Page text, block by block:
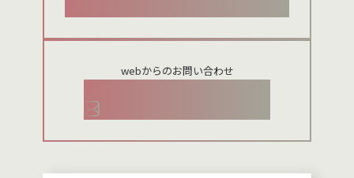
webからのお問い合わせ